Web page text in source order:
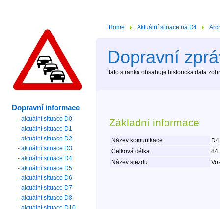
Home Aktuální situace na D4
Dopravní
Tato stránka obsahuje historická data
Základní informace
Název komunikace
Celková délka
Název sjezdu
Dopravní informace
- aktuální situace D0
- aktuální situace D1
- aktuální situace D2
- aktuální situace D3
- aktuální situace D4
- aktuální situace D5
- aktuální situace D6
- aktuální situace D7
- aktuální situace D8
- aktuální situace D10